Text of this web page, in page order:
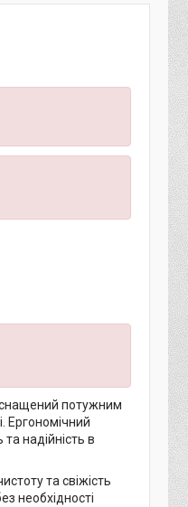
потужним
Ергономічний
надійність в
та свіжість
необхідності